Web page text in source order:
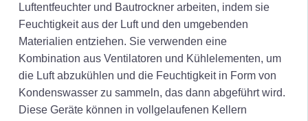
Luftentfeuchter und Bautrockner arbeiten, indem sie
Feuchtigkeit aus der Luft und den umgebenden
Materialien entziehen. Sie verwenden eine
Kombination aus Ventilatoren und Kühlelementen, um
die Luft abzukühlen und die Feuchtigkeit in Form von
Kondenswasser zu sammeln, das dann abgeführt wird.
Diese Geräte können in vollgelaufenen Kellern